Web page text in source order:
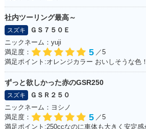
社内ツーリング最高～
スズキ
ＧＳ７５０Ｅ
ニックネーム：yuji
満足度：
5 ／5
満足ポイント:オレンジカラー おいしそうな色！
ずっと欲しかった赤のGSR250
スズキ
ＧＳＲ２５０
ニックネーム：ヨシノ
満足度：
5 ／5